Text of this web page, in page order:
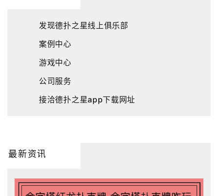
发现德扑之星线上俱乐部
案例中心
游戏中心
公司服务
接洽德扑之星app下载网址
最新资讯